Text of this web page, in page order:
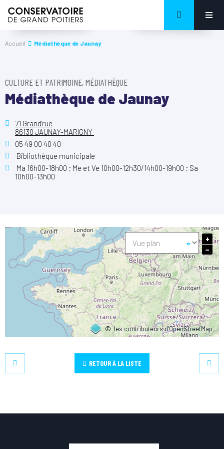
Accueil Médiathèque de Jaunay
CULTURE ET PATRIMOINE, MÉDIATHÈQUE
Médiathèque de Jaunay
71 Grand'rue
86130 JAUNAY-MARIGNY
05 49 00 40 40
Bibliothèque municipale
Ma 16h00-18h00 ; Me et Ve 10h00-12h30/14h00-19h00 ; Sa
10h00-13h00
©les contributeurs d’OpenStreetMap
+
−
RETOUR À LA LISTE